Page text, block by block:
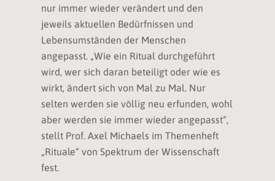
nur immer wieder verändert und den
jeweils aktuellen Bedürfnissen und
Lebensumständen der Menschen
angepasst. „Wie ein Ritual durchgeführt
wird, wer sich daran beteiligt oder wie es
wirkt, ändert sich von Mal zu Mal. Nur
selten werden sie völlig neu erfunden, wohl
aber werden sie immer wieder angepasst“,
stellt Prof. Axel Michaels im Themenheft
„Rituale“ von Spektrum der Wissenschaft
fest.